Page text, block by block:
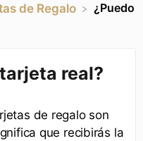
de Regalo
¿Puedo
real?
de regalo son
que recibirás la